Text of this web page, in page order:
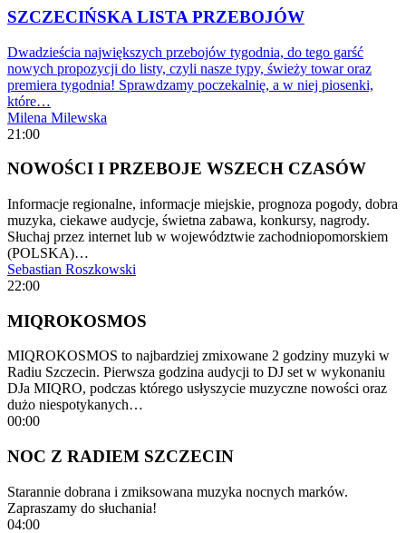
SZCZECIŃSKA LISTA PRZEBOJÓW
Dwadzieścia największych przebojów tygodnia, do tego garść
nowych propozycji do listy, czyli nasze typy, świeży towar oraz
premiera tygodnia! Sprawdzamy poczekalnię, a w niej piosenki,
które…
Milena Milewska
21:00
NOWOŚCI I PRZEBOJE WSZECH CZASÓW
Informacje regionalne, informacje miejskie, prognoza pogody, dobra
muzyka, ciekawe audycje, świetna zabawa, konkursy, nagrody.
Słuchaj przez internet lub w województwie zachodniopomorskiem
(POLSKA)…
Sebastian Roszkowski
22:00
MIQROKOSMOS
MIQROKOSMOS to najbardziej zmixowane 2 godziny muzyki w
Radiu Szczecin. Pierwsza godzina audycji to DJ set w wykonaniu
DJa MIQRO, podczas którego usłyszycie muzyczne nowości oraz
dużo niespotykanych…
00:00
NOC Z RADIEM SZCZECIN
Starannie dobrana i zmiksowana muzyka nocnych marków.
Zapraszamy do słuchania!
04:00